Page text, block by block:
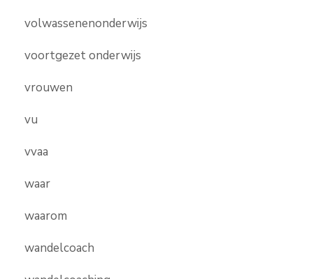
volwassenenonderwijs
voortgezet onderwijs
vrouwen
vu
vvaa
waar
waarom
wandelcoach